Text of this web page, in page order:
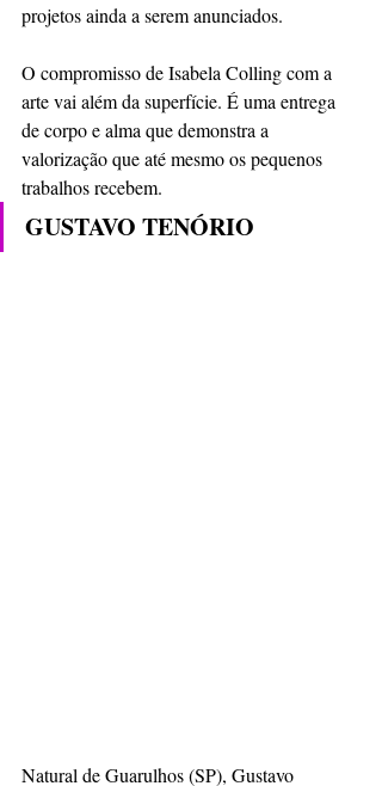
projetos ainda a serem anunciados.
O compromisso de Isabela Colling com a
arte vai além da superfície. É uma entrega
de corpo e alma que demonstra a
valorização que até mesmo os pequenos
trabalhos recebem.
GUSTAVO TENÓRIO
Natural de Guarulhos (SP), Gustavo